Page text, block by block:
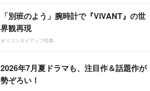
「別班のよう」腕時計で『VIVANT』の世
界観再現
オリコンタイアップ特集
2026年7月夏ドラマも、注目作＆話題作が
勢ぞろい！